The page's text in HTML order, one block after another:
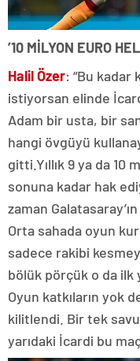
’10 MİLYON EURO
Halil Özer: “Bu kadar
istiyorsan elinde
Adam bir usta, bir
hangi övgüyü
gitti.Yıllık 9 ya da 10
sonuna kadar hak
zaman
Orta sahada oyun
sadece rakibi
bölük pörçük o da ilk
Oyun katkıların yok
kilitlendi. Bir tek
yarıdaki İcardi bu